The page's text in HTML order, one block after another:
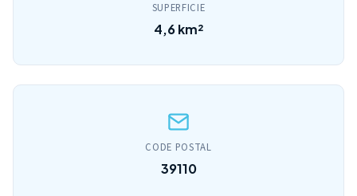
SUPERFICIE
4,6 km²
CODE POSTAL
39110